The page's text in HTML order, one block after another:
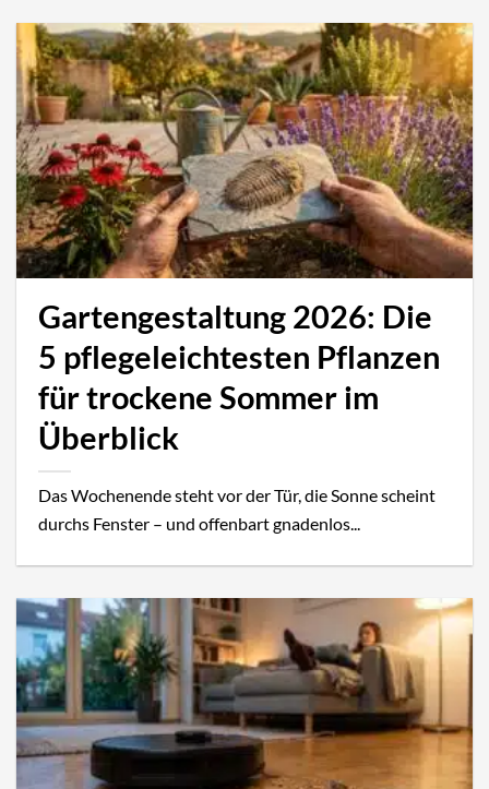
Gartengestaltung 2026: Die
5 pflegeleichtesten Pflanzen
für trockene Sommer im
Überblick
Das Wochenende steht vor der Tür, die Sonne scheint
durchs Fenster – und offenbart gnadenlos...